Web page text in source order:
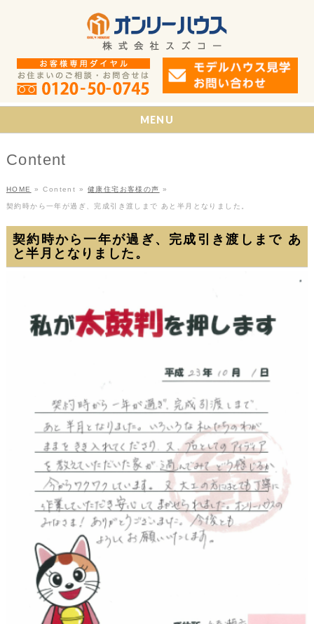
MENU
Content
HOME » Content » 健康住宅お客様の声 »
契約時から一年が過ぎ、完成引き渡しまで あと半月となりました。
契約時から一年が過ぎ、完成引き渡しまで あ
と半月となりました。